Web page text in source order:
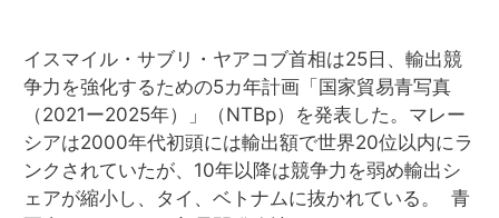
イスマイル・サブリ・ヤアコブ首相は25日、輸出競
争力を強化するための5カ年計画「国家貿易青写真
（2021ー2025年）」（NTBp）を発表した。マレー
シアは2000年代初頭には輸出額で世界20位以内にラ
ンクされていたが、10年以降は競争力を弱め輸出シ
ェアが縮小し、タイ、ベトナムに抜かれている。 青